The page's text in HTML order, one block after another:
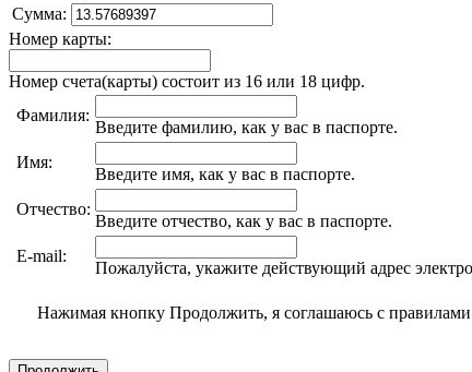
Сумма:
Номер карты:
Номер счета(карты) состоит из 16 или 18 цифр.
Фамилия:
Введите фамилию, как у вас в паспорте.
Имя:
Введите имя, как у вас в паспорте.
Отчество:
Введите отчество, как у вас в паспорте.
E-mail:
Пожалуйста, укажите действующий адрес
Нажимая кнопку Продолжить, я соглашаюсь с правилами